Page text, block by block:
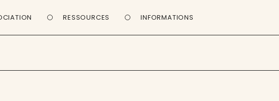
RESSOURCES INFORMATIONS